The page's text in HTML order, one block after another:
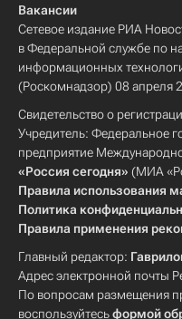
Вакансии
Сетевое издание РИА
в Федеральной службе по
информационных
(Роскомнадзор) 08 апреля
Свидетельство о
Учредитель: Федеральное
предприятие
«Россия сегодня» (МИА
Правила использования
Политика
Правила применения
Главный редактор:
Адрес электронной почты
По вопросам размещения
воспользуйтесьформой